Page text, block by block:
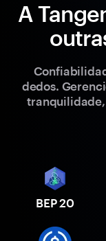
A
dedos.
BEP 20